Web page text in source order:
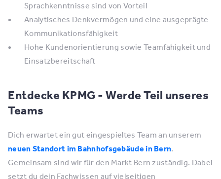
Sprachkenntnisse sind von Vorteil
Analytisches Denkvermögen und eine ausgeprägte
Kommunikationsfähigkeit
Hohe Kundenorientierung sowie Teamfähigkeit und
Einsatzbereitschaft
Entdecke KPMG - Werde Teil unseres
Teams
Dich erwartet ein gut eingespieltes Team an unserem
neuen Standort im Bahnhofsgebäude in Bern.
Gemeinsam sind wir für den Markt Bern zuständig. Dabei
setzt du dein Fachwissen auf vielseitigen